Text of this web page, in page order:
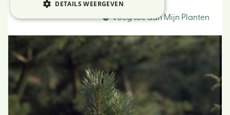
Grove den
Voeg toe aan Mijn Planten
DETAILS WEERGEVEN